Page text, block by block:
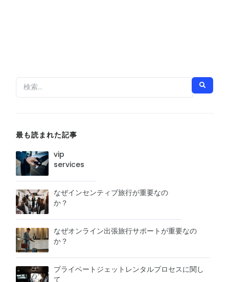
最も読まれた記事
vip
services
なぜインセンティブ旅行が重要なの
か？
なぜオンライン出張旅行サポートが重要なの
か？
プライベートジェットレンタルプロセスに関し
て